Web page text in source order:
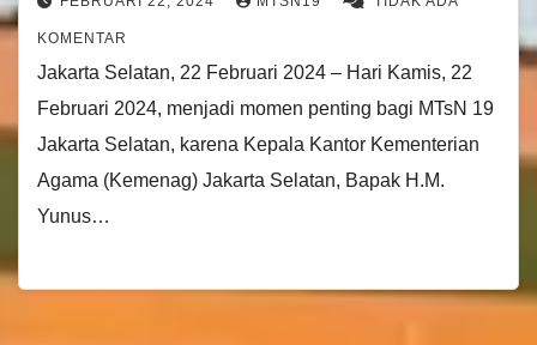
KOMENTAR
Jakarta Selatan, 22 Februari 2024 – Hari Kamis, 22
Februari 2024, menjadi momen penting bagi MTsN 19
Jakarta Selatan, karena Kepala Kantor Kementerian
Agama (Kemenag) Jakarta Selatan, Bapak H.M.
Yunus…